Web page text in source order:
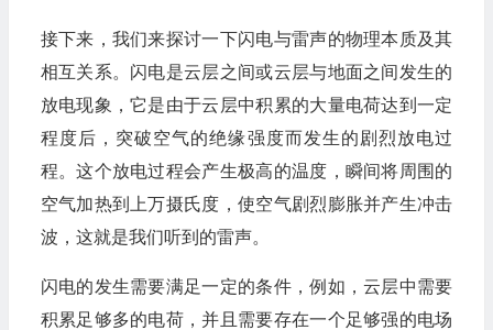
接下来，我们来探讨一下闪电与雷声的物理本质及其
相互关系。闪电是云层之间或云层与地面之间发生的
放电现象，它是由于云层中积累的大量电荷达到一定
程度后，突破空气的绝缘强度而发生的剧烈放电过
程。这个放电过程会产生极高的温度，瞬间将周围的
空气加热到上万摄氏度，使空气剧烈膨胀并产生冲击
波，这就是我们听到的雷声。
闪电的发生需要满足一定的条件，例如，云层中需要
积累足够多的电荷，并且需要存在一个足够强的电场